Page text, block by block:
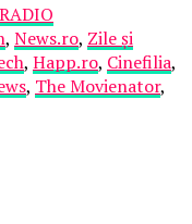
, News.ro, Zile și
, Happ.ro, Cinefilia,
, The Movienator,